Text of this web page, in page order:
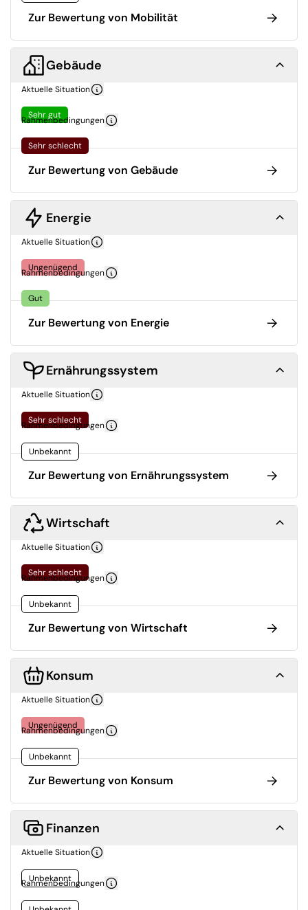
Zur Bewertung von Mobilität
Gebäude
Aktuelle Situation
Sehr gut
Rahmenbedingungen
Sehr schlecht
Zur Bewertung von Gebäude
Energie
Aktuelle Situation
Ungenügend
Rahmenbedingungen
Gut
Zur Bewertung von Energie
Ernährungssystem
Aktuelle Situation
Sehr schlecht
Rahmenbedingungen
Unbekannt
Zur Bewertung von Ernährungssystem
Wirtschaft
Aktuelle Situation
Sehr schlecht
Rahmenbedingungen
Unbekannt
Zur Bewertung von Wirtschaft
Konsum
Aktuelle Situation
Ungenügend
Rahmenbedingungen
Unbekannt
Zur Bewertung von Konsum
Finanzen
Aktuelle Situation
Unbekannt
Rahmenbedingungen